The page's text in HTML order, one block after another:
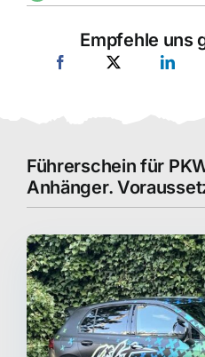
Empfehle uns
Führerschein für
Anhänger.